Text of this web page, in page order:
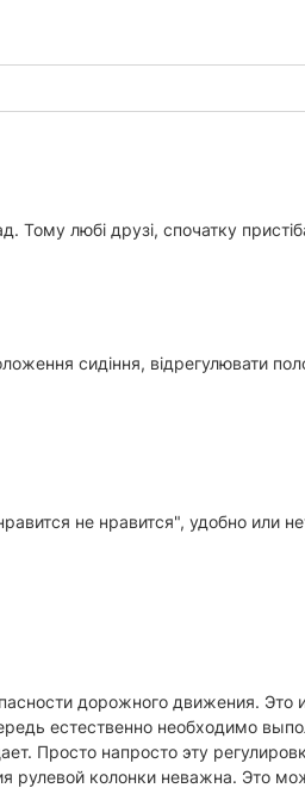
Тому любі друзі, спочатку
сидіння, відрегулювати
не нравится", удобно или
дорожного движения. Это
естественно необходимо
Просто напросто эту
рулевой колонки неважна. Это